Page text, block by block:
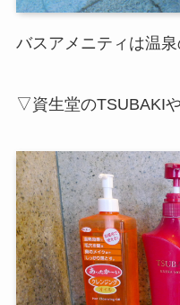
バスアメニティは温泉
▽資生堂のTSUBAKIや